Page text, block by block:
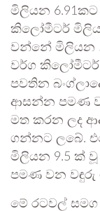
මිලියන 6.91කට
කිලෝමීටර්
වන්නේ මිලියන 5
වර්ග කිලෝමීටර්
පවතින
ආසන්න පමණ
මත කරන ලද
ගන්නට ලබේ.
මිලියන 9.5 ක්
පමණ වන වඳුරු
මේ රටවල් සමග